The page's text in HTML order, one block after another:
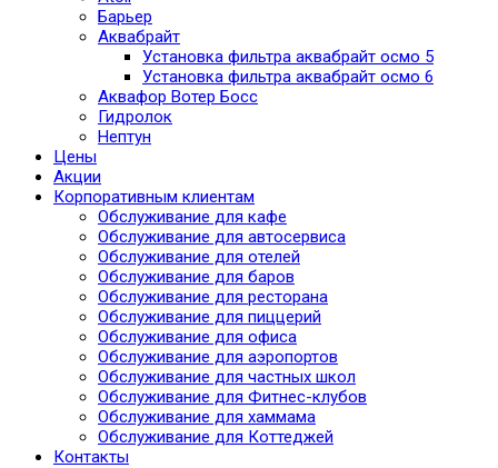
Барьер
Аквабрайт
Установка фильтра аквабрайт осмо 5
Установка фильтра аквабрайт осмо 6
Аквафор Вотер Босс
Гидролок
Нептун
Цены
Акции
Корпоративным клиентам
Обслуживание для кафе
Обслуживание для автосервиса
Обслуживание для отелей
Обслуживание для баров
Обслуживание для ресторана
Обслуживание для пиццерий
Обслуживание для офиса
Обслуживание для аэропортов
Обслуживание для частных школ
Обслуживание для Фитнес-клубов
Обслуживание для хаммама
Обслуживание для Коттеджей
Контакты